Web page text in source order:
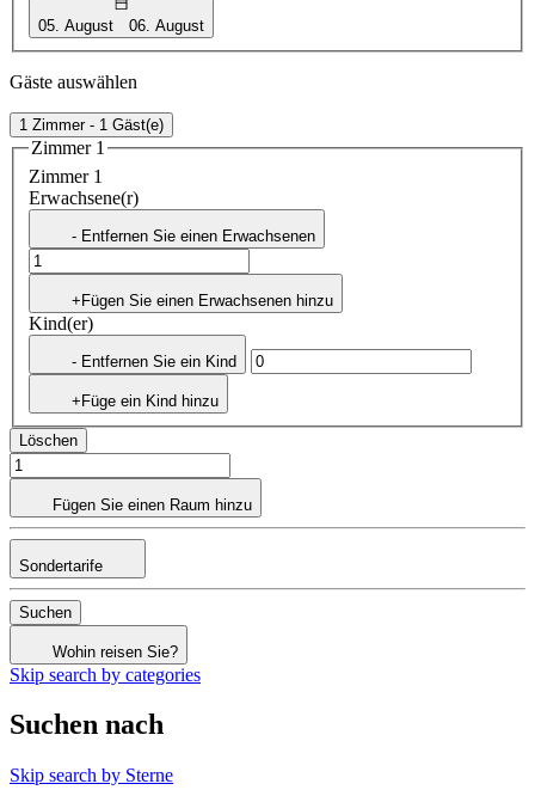
05. August 06. August
Gäste auswählen
1 Zimmer - 1 Gäst(e)
Zimmer 1
Zimmer 1
Erwachsene(r)
- Entfernen Sie einen Erwachsenen
+Fügen Sie einen Erwachsenen hinzu
Kind(er)
- Entfernen Sie ein Kind
+Füge ein Kind hinzu
Löschen
Fügen Sie einen Raum hinzu
Sondertarife
Suchen
Wohin reisen Sie?
Skip search by categories
Suchen nach
Skip search by Sterne